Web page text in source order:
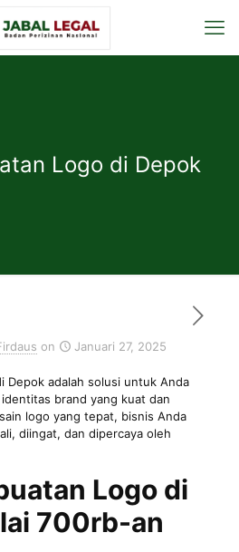
Logo di Depok
on Januari 27, 2025
Depok adalah solusi untuk Anda
brand yang kuat dan
logo yang tepat, bisnis Anda
diingat, dan dipercaya oleh
Logo di
700rb-an